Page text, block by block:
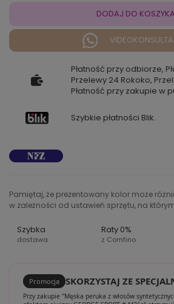
DODAJ DO KOSZYKA
Płatność przy odbiorze,
Przelewy 24 Rokoko,
Płatność przy zakupie w
Szybkie płatności Blik.
Pamiętaj, że prezentowany kolor może
w zależności od ustawień sprzętu, na
Szybka
dostawa
Raty 0%
z Comfino
Promocja SKORZYSTAJ ZE
Przy zakupie "Męska peruka z włosów